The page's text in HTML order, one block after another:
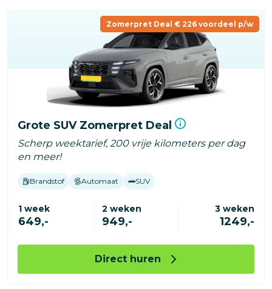
Zomerpret Deal € 226 voordeel p/w
Grote SUV Zomerpret Deal
Scherp weektarief, 200 vrije kilometers per dag
en meer!
Brandstof Automaat SUV
1 week
649,-
2 weken
949,-
3 weken
1249,-
Direct huren